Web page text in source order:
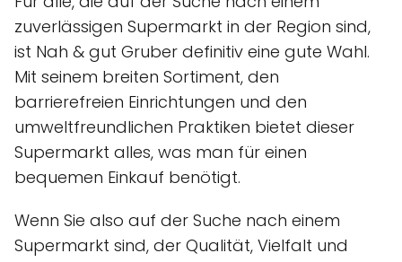
zuverlässigen Supermarkt in der Region sind,
ist Nah & gut Gruber definitiv eine gute Wahl.
Mit seinem breiten Sortiment, den
barrierefreien Einrichtungen und den
umweltfreundlichen Praktiken bietet dieser
Supermarkt alles, was man für einen
bequemen Einkauf benötigt.
Wenn Sie also auf der Suche nach einem
Supermarkt sind, der Qualität, Vielfalt und